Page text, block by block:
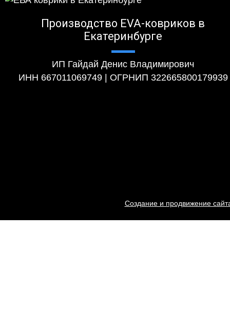
Производство EVA-ковриков в
Екатеринбурге
ИП Гайдай Денис Владимирович
ИНН 667011069749 | ОГРНИП 322665800179939
Создание и продвижение